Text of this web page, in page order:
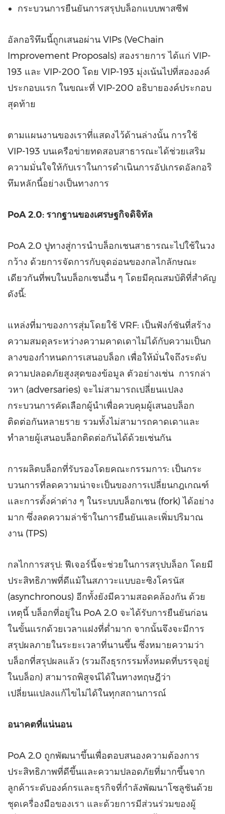
กระบวนการยืนยันการสรุปบล็อกแบบพาสซีฟ
อัลกอริทึมนี้ถูกเสนอผ่าน VIPs (VeChain
Improvement Proposals) สองรายการ ได้แก่ VIP-
193 และ VIP-200 โดย VIP-193 มุ่งเน้นไปที่สององค์
ประกอบแรก ในขณะที่ VIP-200 อธิบายองค์ประกอบ
สุดท้าย
ตามแผนงานของเราที่แสดงไว้ด้านล่างนั้น การใช้
VIP-193 บนเครือข่ายทดสอบสาธารณะได้ช่วยเสริม
ความมั่นใจให้กับเราในการดำเนินการอัปเกรดอัลกอริ
ทึมหลักนี้อย่างเป็นทางการ
PoA 2.0: รากฐานของเศรษฐกิจดิจิทัล
PoA 2.0 ปูทางสู่การนำบล็อกเชนสาธารณะไปใช้ในวง
กว้าง ด้วยการจัดการกับจุดอ่อนของกลไกลักษณะ
เดียวกันที่พบในบล็อกเชนอื่น ๆ โดยมีคุณสมบัติที่สำคัญ
ดังนี้:
แหล่งที่มาของการสุ่มโดยใช้ VRF: เป็นฟังก์ชันที่สร้าง
ความสมดุลระหว่างความคาดเดาไม่ได้กับความเป็นก
ลางของกำหนดการเสนอบล็อก เพื่อให้มั่นใจถึงระดับ
ความปลอดภัยสูงสุดของข้อมูล ตัวอย่างเช่น การกล่า
วหา (adversaries) จะไม่สามารถเปลี่ยนแปลง
กระบวนการคัดเลือกผู้นำเพื่อควบคุมผู้เสนอบล็อก
ติดต่อกันหลายราย รวมทั้งไม่สามารถคาดเดาและ
ทำลายผู้เสนอบล็อกติดต่อกันได้ด้วยเช่นกัน
การผลิตบล็อกที่รับรองโดยคณะกรรมการ: เป็นกระ
บวนการที่ลดความน่าจะเป็นของการเปลี่ยนกฎเกณฑ์
และการตั้งค่าต่าง ๆ ในระบบบล็อกเชน (fork) ได้อย่าง
มาก ซึ่งลดความล่าช้าในการยืนยันและเพิ่มปริมาณ
งาน (TPS)
กลไกการสรุป: ฟีเจอร์นี้จะช่วยในการสรุปบล็อก โดยมี
ประสิทธิภาพที่ดีแม้ในสภาวะแบบอะซิงโครนัส
(asynchronous) อีกทั้งยังมีความสอดคล้องกัน ด้วย
เหตุนี้ บล็อกที่อยู่ใน PoA 2.0 จะได้รับการยืนยันก่อน
ในขั้นแรกด้วยเวลาแฝงที่ต่ำมาก จากนั้นจึงจะมีการ
สรุปผลภายในระยะเวลาที่นานขึ้น ซึ่งหมายความว่า
บล็อกที่สรุปผลแล้ว (รวมถึงธุรกรรมทั้งหมดที่บรรจุอยู่
ในบล็อก) สามารถพิสูจน์ได้ในทางทฤษฎีว่า
เปลี่ยนแปลงแก้ไขไม่ได้ในทุกสถานการณ์
อนาคตที่แน่นอน
PoA 2.0 ถูกพัฒนาขึ้นเพื่อตอบสนองความต้องการ
ประสิทธิภาพที่ดีขึ้นและความปลอดภัยที่มากขึ้นจาก
ลูกค้าระดับองค์กรและธุรกิจที่กำลังพัฒนาโซลูชันด้วย
ชุดเครื่องมือของเรา และด้วยการมีส่วนร่วมของผู้